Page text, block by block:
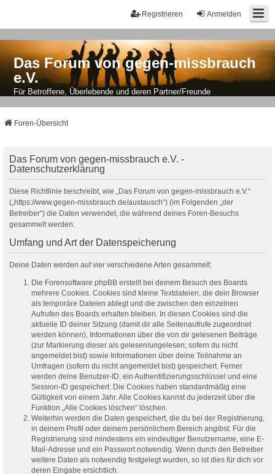
Anmelden
Registrieren
Das Forum von gegen-missbrauch
e.V.
Für Betroffene, Überlebende und deren Partner/Freunde
Foren-Übersicht
Das Forum von gegen-missbrauch e.V. -
Datenschutzerklärung
Diese Richtlinie beschreibt, wie „Das Forum von gegen-missbrauch e.V.“
(„https://www.gegen-missbrauch.de/austausch“) (im Folgenden „der
Betreiber“) die Daten verwendet, die während deines Foren-Besuchs
gesammelt werden.
Umfang und Art der Datenspeicherung
Deine Daten werden auf vier verschiedene Arten gesammelt:
Die Forensoftware phpBB erstellt bei deinem Besuch des Boards
mehrere Cookies. Cookies sind kleine Textdateien, die dein Browser
als temporäre Dateien ablegt und die zwischen den einzelnen
Aufrufen des Boards erhalten bleiben. In diesen Cookies sind die
aktuelle ID deiner Sitzung (damit dir alle Seitenaufrufe zugeordnet
werden können), Informationen über die von dir gelesenen Beiträge
(zur Markierung dieser als gelesen/ungelesen; sofern du nicht
angemeldet bist) sowie Informationen über deine Teilnahme an
Umfragen (sofern du nicht angemeldet bist) gespeichert. Ferner
werden deine Benutzer-ID, ein Authentifizierungsschlüssel und eine
Session-ID gespeichert. Die Cookies haben standardmäßig eine
Gültigkeit von einem Jahr. Alle Cookies kannst du jederzeit über die
Funktion „Alle Cookies löschen“ löschen.
Weiterhin werden die Daten gespeichert, die du bei der Registrierung,
in deinem Profil oder deinem persönlichem Bereich angibst. Für die
Registrierung sind mindestens ein eindeutiger Benutzername, eine E-
Mail-Adresse und ein Passwort notwendig. Wenn durch den Betreiber
weitere Daten als notwendig festgelegt wurden, so ist dies für dich vor
deren Eingabe ersichtlich.